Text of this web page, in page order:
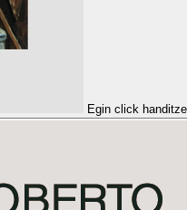
Egin click